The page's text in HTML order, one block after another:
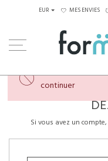
EUR MES ENVIES
Veuillez créer un
continuer
Si vous avez un